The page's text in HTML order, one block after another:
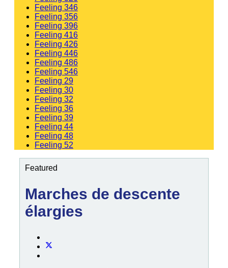
Feeling 346
Feeling 356
Feeling 396
Feeling 416
Feeling 426
Feeling 446
Feeling 486
Feeling 546
Feeling 29
Feeling 30
Feeling 32
Feeling 36
Feeling 39
Feeling 44
Feeling 48
Feeling 52
Featured
Marches de descente
élargies